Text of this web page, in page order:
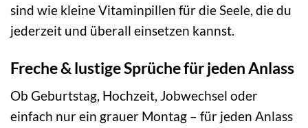
sind wie kleine Vitaminpillen für die Seele, die du
jederzeit und überall einsetzen kannst.
Freche & lustige Sprüche für jeden Anlass
Ob Geburtstag, Hochzeit, Jobwechsel oder
einfach nur ein grauer Montag – für jeden Anlass